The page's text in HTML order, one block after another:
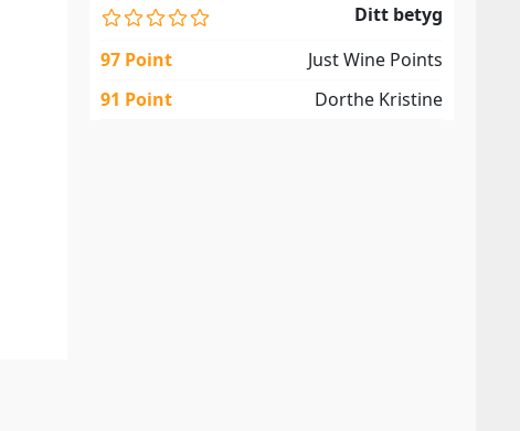
Ditt betyg
97 Point
Just Wine Points
91 Point
Dorthe Kristine